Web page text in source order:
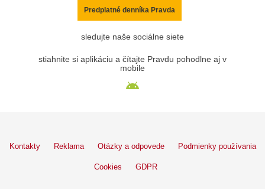
Predplatné denníka Pravda
sledujte naše sociálne siete
stiahnite si aplikáciu a čítajte Pravdu pohodlne aj v
mobile
Kontakty Reklama Otázky a odpovede Podmienky používania
Cookies GDPR